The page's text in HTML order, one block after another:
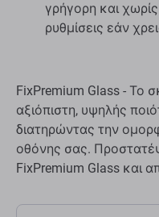
γρήγορη και
ρυθμίσεις εάν
FixPremium Glass - Το
αξιόπιστη, υψηλής
διατηρώντας την
οθόνης σας.
FixPremium Glass και